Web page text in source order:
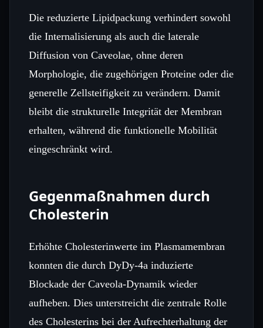
Die reduzierte Lipidpackung verhindert sowohl
die Internalisierung als auch die laterale
Diffusion von Caveolae, ohne deren
Morphologie, die zugehörigen Proteine oder die
generelle Zellsteifigkeit zu verändern. Damit
bleibt die strukturelle Integrität der Membran
erhalten, während die funktionelle Mobilität
eingeschränkt wird.
Gegenmaßnahmen durch
Cholesterin
Erhöhte Cholesterinwerte im Plasmamembran
konnten die durch DyDy‑4a induzierte
Blockade der Caveola‑Dynamik wieder
aufheben. Dies unterstreicht die zentrale Rolle
des Cholesterins bei der Aufrechterhaltung der